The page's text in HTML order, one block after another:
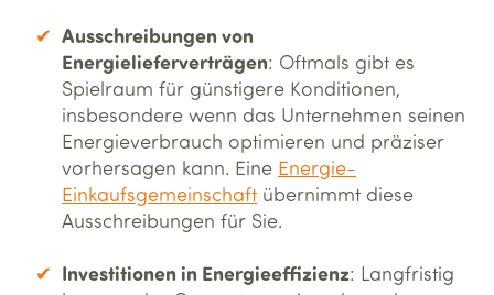
Ausschreibungen von
Energielieferverträgen: Oftmals gibt es
Spielraum für günstigere Konditionen,
insbesondere wenn das Unternehmen seinen
Energieverbrauch optimieren und präziser
vorhersagen kann. Eine Energie-
Einkaufsgemeinschaft übernimmt diese
Ausschreibungen für Sie.
Investitionen in Energieeffizienz: Langfristig